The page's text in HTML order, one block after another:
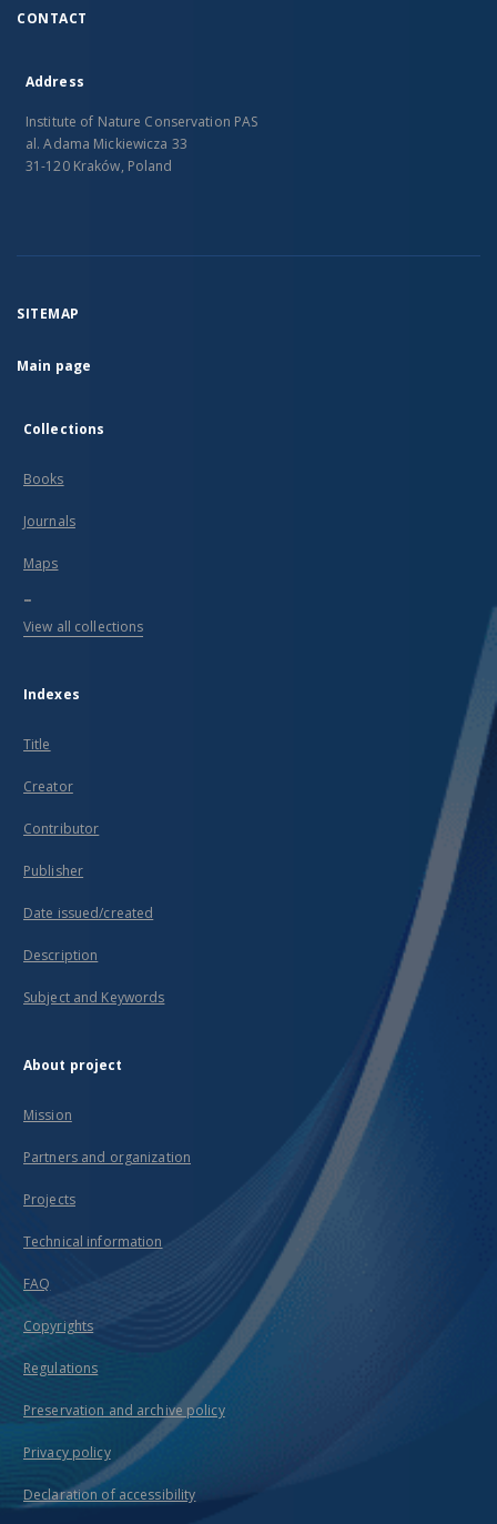
CONTACT
Address
Institute of Nature Conservation PAS
al. Adama Mickiewicza 33
31-120 Kraków, Poland
SITEMAP
Main page
Collections
Books
Journals
Maps
...
View all collections
Indexes
Title
Creator
Contributor
Publisher
Date issued/created
Description
Subject and Keywords
About project
Mission
Partners and organization
Projects
Technical information
FAQ
Copyrights
Regulations
Preservation and archive policy
Privacy policy
Declaration of accessibility